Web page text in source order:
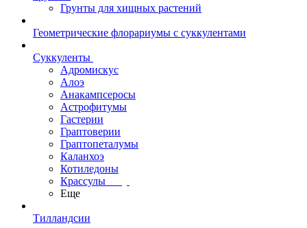
Грунты для хищных растений
Геометрические флорариумы с суккулентами
Суккуленты
Адромискус
Алоэ
Анакампсеросы
Астрофитумы
Гастерии
Граптоверии
Граптопеталумы
Каланхоэ
Котиледоны
Крассулы
Еще
Тилландсии